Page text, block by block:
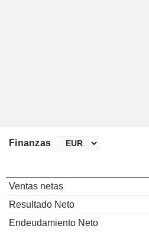
Finanzas
Ventas netas
Resultado Neto
Endeudamiento Neto